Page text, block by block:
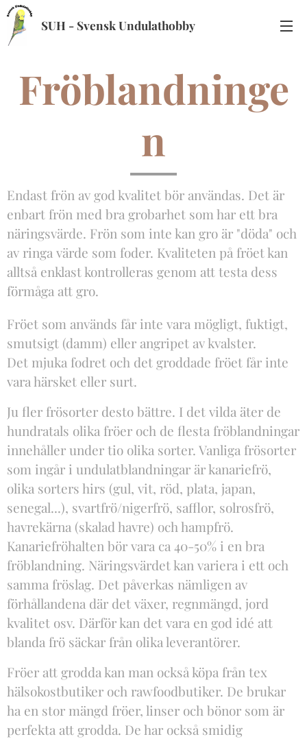
SUH - Svensk Undulathobby
Fröblandninge
n
Endast frön av god kvalitet bör användas. Det är
enbart frön med bra grobarhet som har ett bra
näringsvärde. Frön som inte kan gro är "döda" och
av ringa värde som foder. Kvaliteten på fröet kan
alltså enklast kontrolleras genom att testa dess
förmåga att gro.
Fröet som används får inte vara mögligt, fuktigt,
smutsigt (damm) eller angripet av kvalster.
Det mjuka fodret och det groddade fröet får inte
vara härsket eller surt.
Ju fler frösorter desto bättre. I det vilda äter de
hundratals olika fröer och de flesta fröblandningar
innehåller under tio olika sorter. Vanliga frösorter
som ingår i undulatblandningar är kanariefrö,
olika sorters hirs (gul, vit, röd, plata, japan,
senegal...), svartfrö/nigerfrö, safflor, solrosfrö,
havrekärna (skalad havre) och hampfrö.
Kanariefröhalten bör vara ca 40-50% i en bra
fröblandning. Näringsvärdet kan variera i ett och
samma fröslag. Det påverkas nämligen av
förhållandena där det växer, regnmängd, jord
kvalitet osv. Därför kan det vara en god idé att
blanda frö säckar från olika leverantörer.
Fröer att grodda kan man också köpa från tex
hälsokostbutiker och rawfoodbutiker. De brukar
ha en stor mängd fröer, linser och bönor som är
perfekta att grodda. De har också smidig